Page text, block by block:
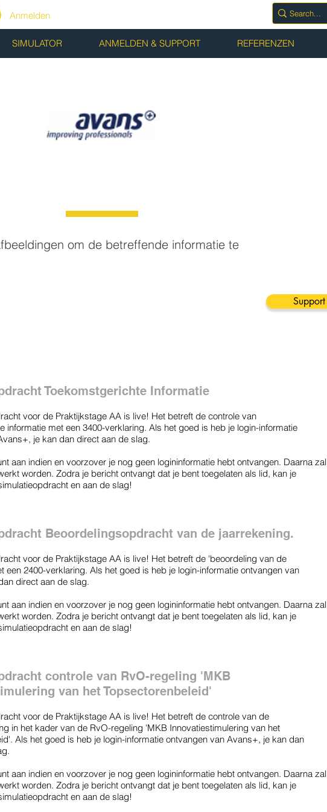
SIMULATOR ANMELDEN & SUPPORT REFERENZEN
Anmelden
om de betreffende informatie te
Support
Toekomstgerichte Informatie
voor de Praktijkstage AA is live! Het betreft de controle van
informatie met een 3400-verklaring. Als het goed is heb je login-informatie
je kan dan direct aan de slag.
aan indien en voorzover je nog geen logininformatie hebt ontvangen. Daarna zal
worden. Zodra je bericht ontvangt dat je bent toegelaten als lid, kan je
en aan de slag!
Beoordelingsopdracht van de jaarrekening.
voor de Praktijkstage AA is live! Het betreft de 'beoordeling van de
een 2400-verklaring. Als het goed is heb je login-informatie ontvangen van
direct aan de slag.
aan indien en voorzover je nog geen logininformatie hebt ontvangen. Daarna zal
worden. Zodra je bericht ontvangt dat je bent toegelaten als lid, kan je
en aan de slag!
controle van RvO-regeling 'MKB
van het Topsectorenbeleid'
voor de Praktijkstage AA is live! Het betreft de controle van de
in het kader van de RvO-regeling 'MKB Innovatiestimulering van het
Als het goed is heb je login-informatie ontvangen van Avans+, je kan dan
aan indien en voorzover je nog geen logininformatie hebt ontvangen. Daarna zal
worden. Zodra je bericht ontvangt dat je bent toegelaten als lid, kan je
en aan de slag!